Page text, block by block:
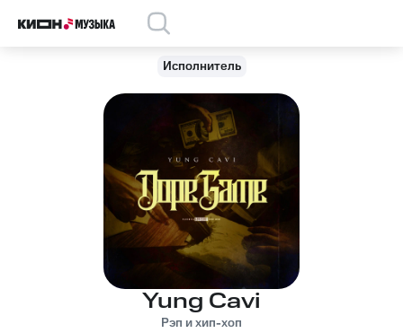
Исполнитель
Yung Cavi
Рэп и хип-хоп